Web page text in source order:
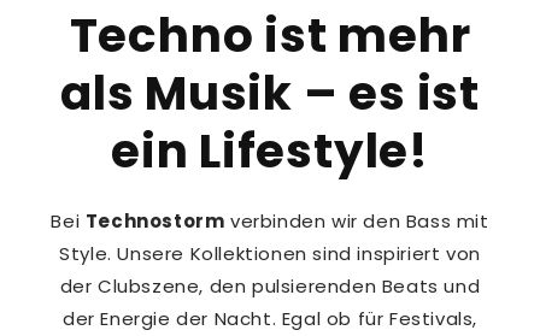
Techno ist mehr
als Musik – es ist
ein Lifestyle!
Bei Technostorm verbinden wir den Bass mit
Style. Unsere Kollektionen sind inspiriert von
der Clubszene, den pulsierenden Beats und
der Energie der Nacht. Egal ob für Festivals,